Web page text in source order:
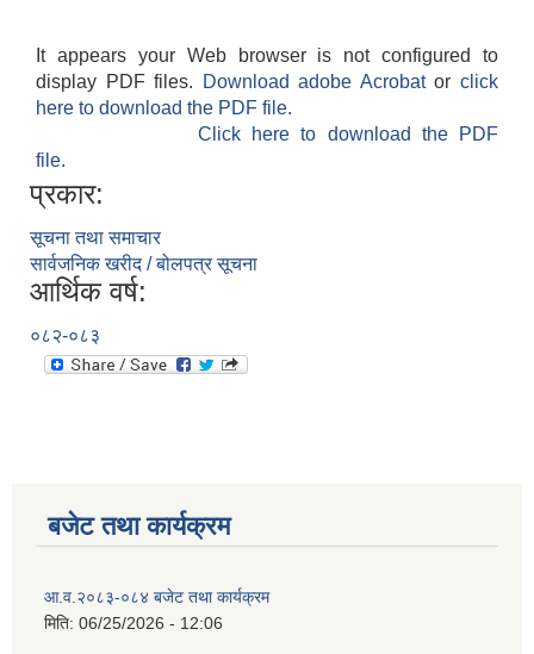
It appears your Web browser is not configured to
display PDF files.
Download adobe Acrobatorclick
here to download the PDF file.
Click here to download the PDF
file.
प्रकार:
सूचना तथा समाचार
सार्वजनिक खरीद / बोलपत्र सूचना
आर्थिक वर्ष:
०८२-०८३
बजेट तथा कार्यक्रम
आ.व.२०८३-०८४ बजेट तथा कार्यक्रम
मिति: 06/25/2026 - 12:06